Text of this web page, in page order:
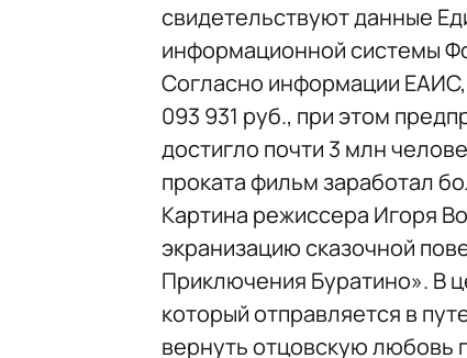
свидетельствуют данные
информационной системы
Согласно информации ЕАИС,
093 931 руб., при этом
достигло почти 3 млн
проката фильм заработал
Картина режиссера Игоря
экранизацию сказочной
Приключения Буратино». В
который отправляется в
вернуть отцовскую любовь